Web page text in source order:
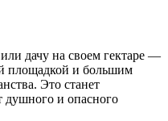
дачу на своем гектаре —
площадкой и большим
Это станет
душного и опасного